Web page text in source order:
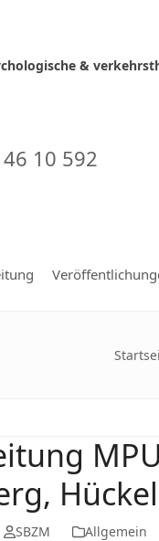
&
10 592
SBZM Allgemein